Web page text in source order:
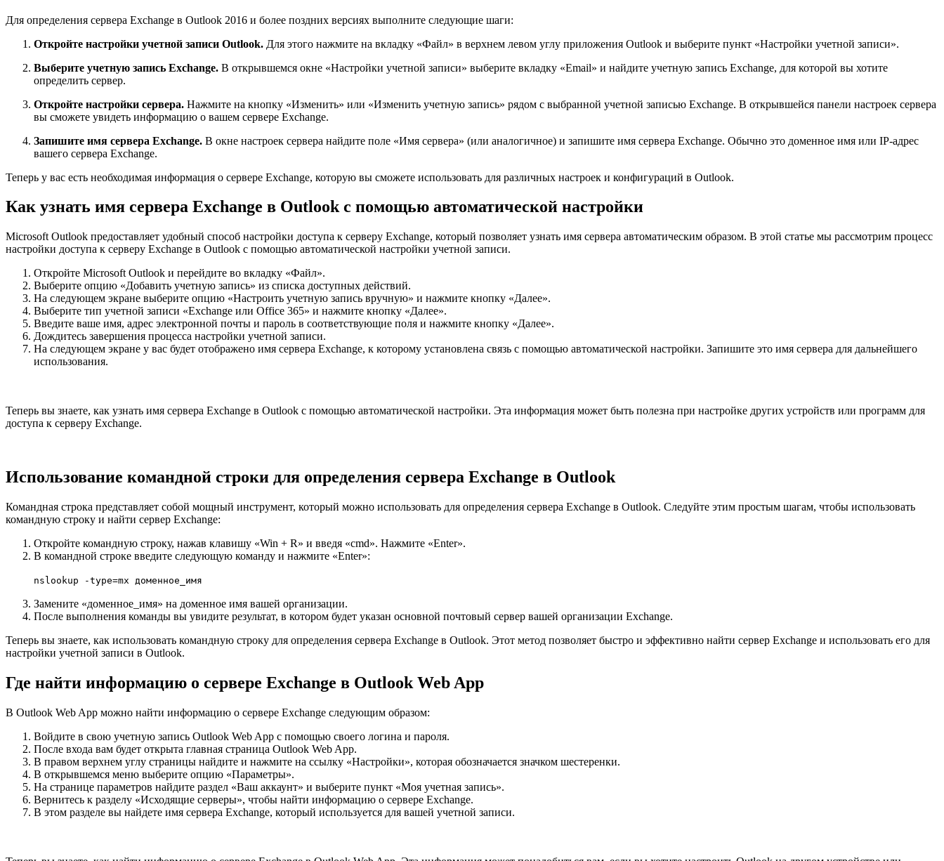
Для определения сервера Exchange в Outlook 2016 и более поздних версиях выполните следующие шаги:
Откройте настройки учетной записи Outlook. Для этого нажмите на вкладку «Файл» в верхнем левом углу приложения Outlook и выберите пункт «Настройки учетной записи».
Выберите учетную запись Exchange. В открывшемся окне «Настройки учетной записи» выберите вкладку «Email» и найдите учетную запись Exchange, для которой вы хотите
определить сервер.
Откройте настройки сервера. Нажмите на кнопку «Изменить» или «Изменить учетную запись» рядом с выбранной учетной записью Exchange. В открывшейся панели настроек сервера
вы сможете увидеть информацию о вашем сервере Exchange.
Запишите имя сервера Exchange. В окне настроек сервера найдите поле «Имя сервера» (или аналогичное) и запишите имя сервера Exchange. Обычно это доменное имя или IP-адрес
вашего сервера Exchange.
Теперь у вас есть необходимая информация о сервере Exchange, которую вы сможете использовать для различных настроек и конфигураций в Outlook.
Как узнать имя сервера Exchange в Outlook с помощью автоматической настройки
Microsoft Outlook предоставляет удобный способ настройки доступа к серверу Exchange, который позволяет узнать имя сервера автоматическим образом. В этой статье мы рассмотрим процесс
настройки доступа к серверу Exchange в Outlook с помощью автоматической настройки учетной записи.
Откройте Microsoft Outlook и перейдите во вкладку «Файл».
Выберите опцию «Добавить учетную запись» из списка доступных действий.
На следующем экране выберите опцию «Настроить учетную запись вручную» и нажмите кнопку «Далее».
Выберите тип учетной записи «Exchange или Office 365» и нажмите кнопку «Далее».
Введите ваше имя, адрес электронной почты и пароль в соответствующие поля и нажмите кнопку «Далее».
Дождитесь завершения процесса настройки учетной записи.
На следующем экране у вас будет отображено имя сервера Exchange, к которому установлена связь с помощью автоматической настройки. Запишите это имя сервера для дальнейшего
использования.
Теперь вы знаете, как узнать имя сервера Exchange в Outlook с помощью автоматической настройки. Эта информация может быть полезна при настройке других устройств или программ для
доступа к серверу Exchange.
Использование командной строки для определения сервера Exchange в Outlook
Командная строка представляет собой мощный инструмент, который можно использовать для определения сервера Exchange в Outlook. Следуйте этим простым шагам, чтобы использовать
командную строку и найти сервер Exchange:
Откройте командную строку, нажав клавишу «Win + R» и введя «cmd». Нажмите «Enter».
В командной строке введите следующую команду и нажмите «Enter»:
nslookup -type=mx доменное_имя
Замените «доменное_имя» на доменное имя вашей организации.
После выполнения команды вы увидите результат, в котором будет указан основной почтовый сервер вашей организации Exchange.
Теперь вы знаете, как использовать командную строку для определения сервера Exchange в Outlook. Этот метод позволяет быстро и эффективно найти сервер Exchange и использовать его для
настройки учетной записи в Outlook.
Где найти информацию о сервере Exchange в Outlook Web App
В Outlook Web App можно найти информацию о сервере Exchange следующим образом:
Войдите в свою учетную запись Outlook Web App с помощью своего логина и пароля.
После входа вам будет открыта главная страница Outlook Web App.
В правом верхнем углу страницы найдите и нажмите на ссылку «Настройки», которая обозначается значком шестеренки.
В открывшемся меню выберите опцию «Параметры».
На странице параметров найдите раздел «Ваш аккаунт» и выберите пункт «Моя учетная запись».
Вернитесь к разделу «Исходящие серверы», чтобы найти информацию о сервере Exchange.
В этом разделе вы найдете имя сервера Exchange, который используется для вашей учетной записи.